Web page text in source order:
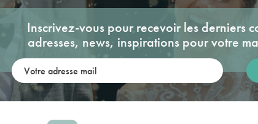
Inscrivez-vous pour recevoir les derniers
adresses, news, inspirations pour votre
Votre adresse mail: